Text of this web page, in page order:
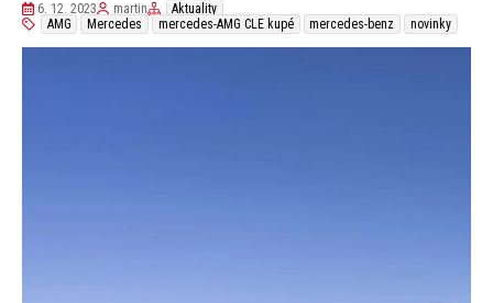
6. 12. 2023 martin
Aktuality
AMG
Mercedes mercedes-AMG CLE kupé mercedes-benz novinky